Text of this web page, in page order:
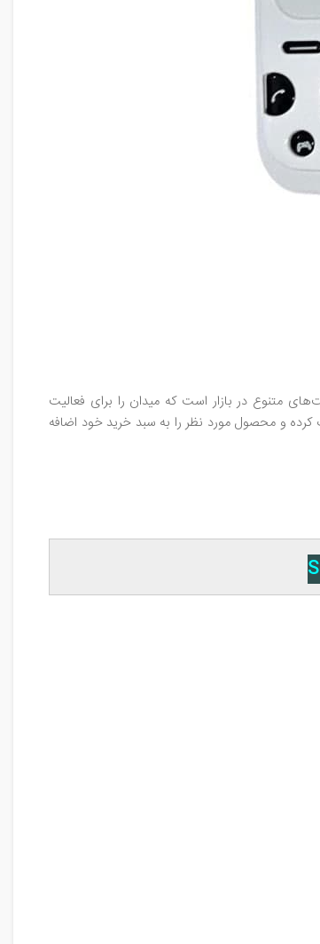
متنوع در بازار است که میدان را برای فعالیت
و محصول مورد نظر را به سبد خرید خود اضافه